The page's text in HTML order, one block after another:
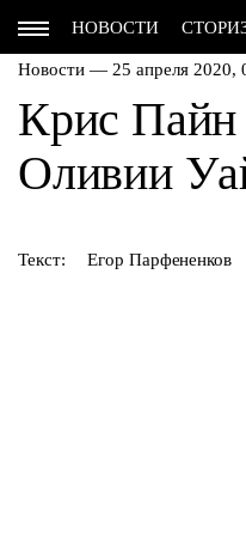
НОВОСТИ
Новости — 25 апреля 2020,
Крис
Оливии
Текст: Егор Парфененков